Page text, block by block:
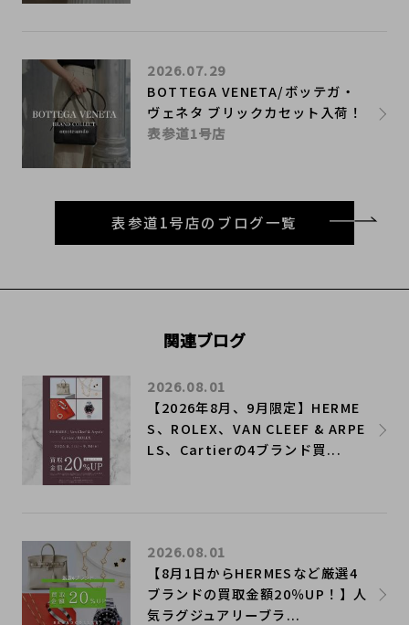
BOTTEGA VENETA/ボッテガ・
ヴェネタ ブリックカセット入荷！
2026.07.29
表参道1号店
表参道1号店のブログ一覧
関連ブログ
【2026年8月、9月限定】HERME
S、ROLEX、VAN CLEEF & ARPE
LS、Cartierの4ブランド買...
2026.08.01
【8月1日からHERMESなど厳選4
ブランドの買取金額20％UP！】人
気ラグジュアリーブラ...
2026.08.01